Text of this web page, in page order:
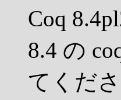
Coq
8.4 の
てくだ